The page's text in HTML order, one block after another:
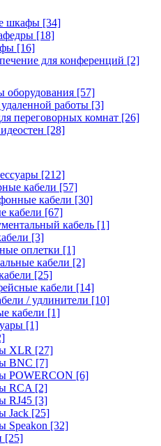
шкафы [34]
[18]
[16]
для конференций [2]
оборудования [57]
работы [3]
переговорных комнат [26]
[28]
[212]
кабели [57]
кабели [30]
кабели [67]
кабель [1]
[3]
оплетки [1]
кабели [2]
[25]
кабели [14]
/ удлинители [10]
кабели [1]
[1]
XLR [27]
BNC [7]
POWERCON [6]
RCA [2]
RJ45 [3]
Jack [25]
Speakon [32]
[25]